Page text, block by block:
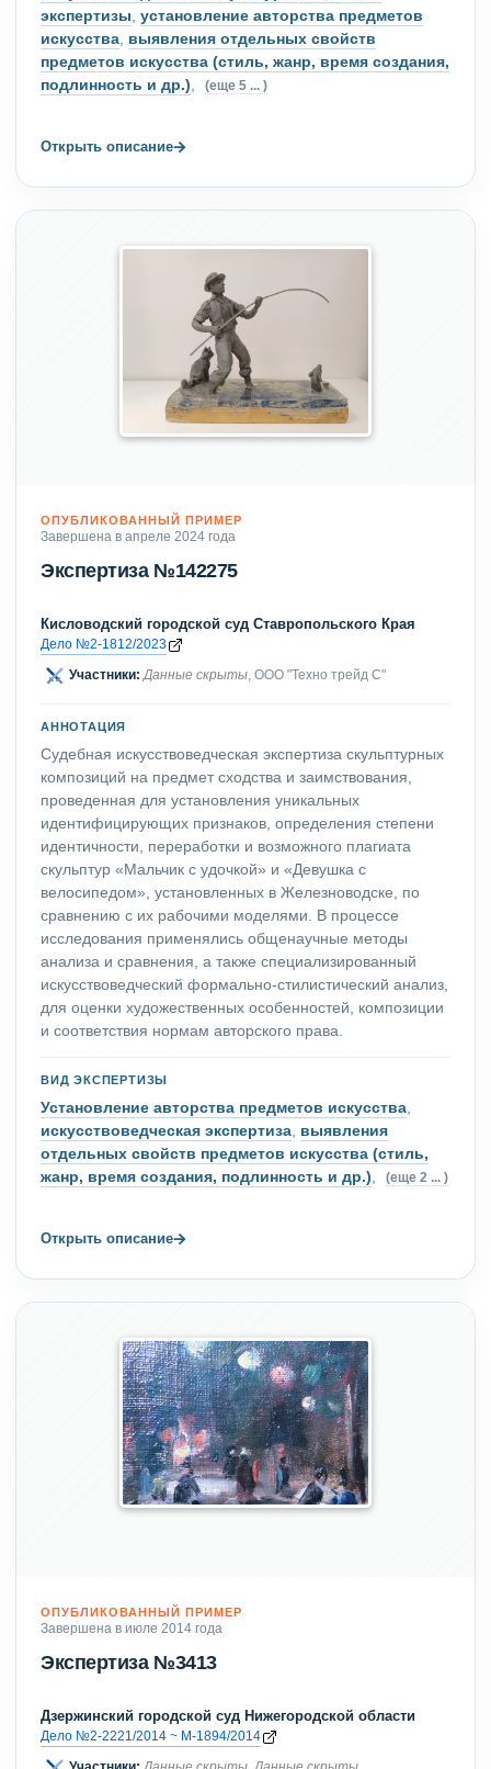
экспертизы, установление авторства предметов
искусства, выявления отдельных свойств
предметов искусства (стиль, жанр, время создания,
подлинность и др.), (еще 5 ... )
Открыть описание→
ОПУБЛИКОВАННЫЙ ПРИМЕР
Завершена в апреле 2024 года
Экспертиза №142275
Кисловодский городской суд Ставропольского Края
Дело №2-1812/2023
Участники: Данные скрыты, ООО "Техно трейд С"
АННОТАЦИЯ
Судебная искусствоведческая экспертиза скульптурных
композиций на предмет сходства и заимствования,
проведенная для установления уникальных
идентифицирующих признаков, определения степени
идентичности, переработки и возможного плагиата
скульптур «Мальчик с удочкой» и «Девушка с
велосипедом», установленных в Железноводске, по
сравнению с их рабочими моделями. В процессе
исследования применялись общенаучные методы
анализа и сравнения, а также специализированный
искусствоведческий формально-стилистический анализ,
для оценки художественных особенностей, композиции
и соответствия нормам авторского права.
ВИД ЭКСПЕРТИЗЫ
Установление авторства предметов искусства,
искусствоведческая экспертиза, выявления
отдельных свойств предметов искусства (стиль,
жанр, время создания, подлинность и др.), (еще 2 ... )
Открыть описание→
ОПУБЛИКОВАННЫЙ ПРИМЕР
Завершена в июле 2014 года
Экспертиза №3413
Дзержинский городской суд Нижегородской области
Дело №2-2221/2014 ~ М-1894/2014